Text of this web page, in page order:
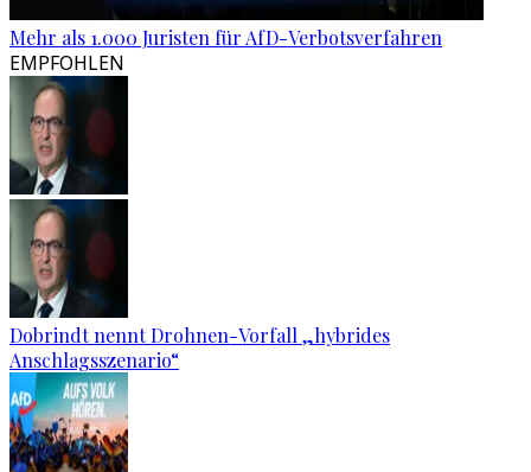
Mehr als 1.000 Juristen für AfD-Verbotsverfahren
EMPFOHLEN
Dobrindt nennt Drohnen-Vorfall „hybrides
Anschlagsszenario“